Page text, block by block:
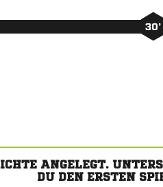
30’
ANGELEGT.
DU DEN ERSTEN